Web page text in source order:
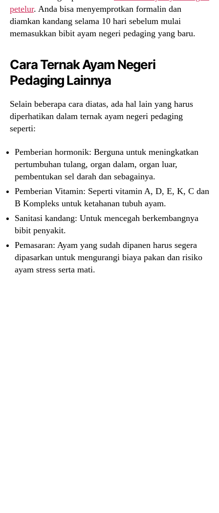
petelur. Anda bisa menyemprotkan formalin dan
diamkan kandang selama 10 hari sebelum mulai
memasukkan bibit ayam negeri pedaging yang baru.
Cara Ternak Ayam Negeri
Pedaging Lainnya
Selain beberapa cara diatas, ada hal lain yang harus
diperhatikan dalam ternak ayam negeri pedaging
seperti:
Pemberian hormonik: Berguna untuk meningkatkan
pertumbuhan tulang, organ dalam, organ luar,
pembentukan sel darah dan sebagainya.
Pemberian Vitamin: Seperti vitamin A, D, E, K, C dan
B Kompleks untuk ketahanan tubuh ayam.
Sanitasi kandang: Untuk mencegah berkembangnya
bibit penyakit.
Pemasaran: Ayam yang sudah dipanen harus segera
dipasarkan untuk mengurangi biaya pakan dan risiko
ayam stress serta mati.